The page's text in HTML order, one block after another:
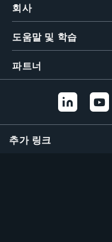
회사
도움말 및 학습
파트너
추가 링크